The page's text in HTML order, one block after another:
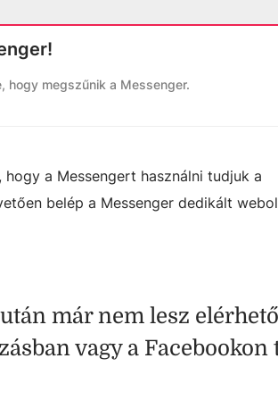
hogy megszűnik a Messenger.
a Messengert használni tudjuk a
belép a Messenger dedikált
már nem lesz
vagy a Facebookon